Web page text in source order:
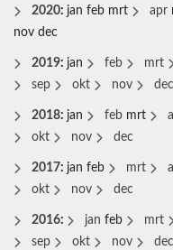
2020: jan feb mrt apr
nov dec
2019: jan feb mrt
sep
okt nov dec
2018: jan feb mrt
okt
nov dec
2017: jan feb mrt
okt
nov dec
2016: jan feb mrt
sep
okt nov dec